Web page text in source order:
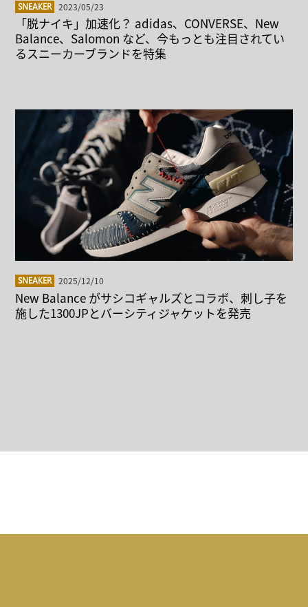
SNEAKER 2023/05/23
「脱ナイキ」加速化？ adidas、CONVERSE、New
Balance、Salomon など、今もっとも注目されてい
るスニーカーブランドを特集
SNEAKER 2025/12/10
New Balance がサシコギャルズとコラボ、刺し子を
施した1300JPとバーシティジャケットを発売